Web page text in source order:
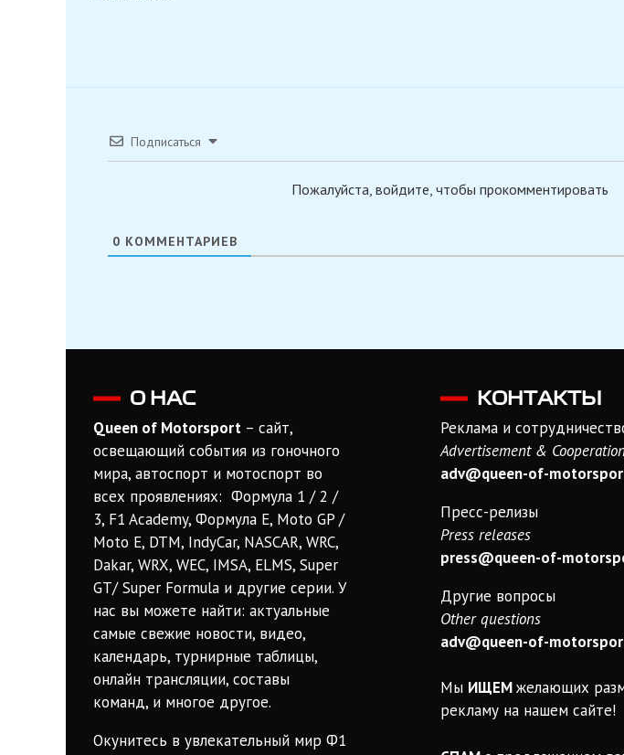
Подписаться
Пожалуйста, войдите, чтобы прокомментировать
0 КОММЕНТАРИЕВ
О НАС
Queen of Motorsport – сайт,
освещающий события из гоночного
мира, автоспорт и мотоспорт во
всех проявлениях: Формула 1 / 2 /
3, F1 Academy, Формула Е, Moto GP /
Moto E, DTM, IndyCar, NASCAR, WRC,
Dakar, WRX, WEC, IMSA, ELMS, Super
GT/ Super Formula и другие серии. У
нас вы можете найти: актуальные
самые свежие новости, видео,
календарь, турнирные таблицы,
онлайн трансляции, составы
команд, и многое другое.
Окунитесь в увлекательный мир Ф1
КОНТАКТЫ
Реклама и
Advertisement &
adv@queen-of-
Пресс-релизы
Press releases
press@queen-of-
Другие вопросы
Other questions
adv@queen-of-
Мы ИЩЕМжелающих
рекламу на нашем сайте!